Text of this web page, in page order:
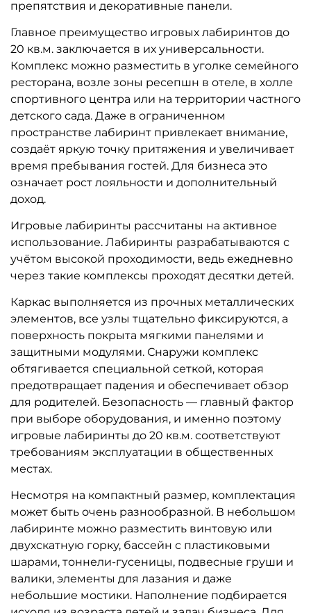
A-102201 Детский игровой
лабиринт «Приключение в
джунглях»
910 350 ₽
867 000 ₽
A-102188 Детский игровой
лабиринт «Магические
приключения»
1 302 525 ₽
1 240 500 ₽
Предзаказ
препятствиями «Путь
испытаний»
137 340 ₽
130 800 ₽
Предзаказ
A-102186 Детский игровой
лабиринт «Тайный путь»
1 042 545 ₽
992 900 ₽
A-102185 Детский игровой
A-102184 Детский игровой
лабиринт «Песочные сны»